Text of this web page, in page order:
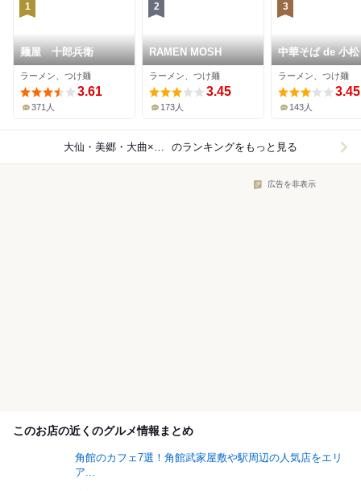
1
麺屋 十郎兵衛
ラーメン、つけ麺
3.61
371人
2
RAMEN MOSH
ラーメン、つけ麺
3.45
173人
3
中華そば de 小松
ラーメン、つけ麺
3.45
143人
大仙・美郷・大曲×ラーメン のランキングをもっと見る
広告を非表示
このお店の近くのグルメ情報まとめ
角館のカフェ7選！角館武家屋敷や駅周辺の人気店をエリ
ア...